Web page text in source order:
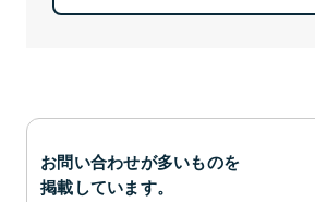
お問い合わせが多いものを
掲載しています。